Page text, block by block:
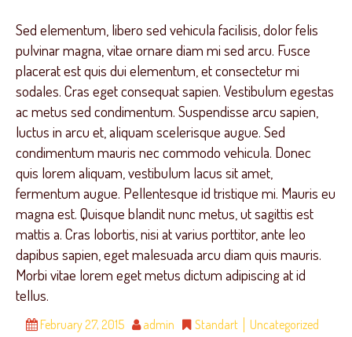
Sed elementum, libero sed vehicula facilisis, dolor felis
pulvinar magna, vitae ornare diam mi sed arcu. Fusce
placerat est quis dui elementum, et consectetur mi
sodales. Cras eget consequat sapien. Vestibulum egestas
ac metus sed condimentum. Suspendisse arcu sapien,
luctus in arcu et, aliquam scelerisque augue. Sed
condimentum mauris nec commodo vehicula. Donec
quis lorem aliquam, vestibulum lacus sit amet,
fermentum augue. Pellentesque id tristique mi. Mauris eu
magna est. Quisque blandit nunc metus, ut sagittis est
mattis a. Cras lobortis, nisi at varius porttitor, ante leo
dapibus sapien, eget malesuada arcu diam quis mauris.
Morbi vitae lorem eget metus dictum adipiscing at id
tellus.
February 27, 2015 admin Standart Uncategorized